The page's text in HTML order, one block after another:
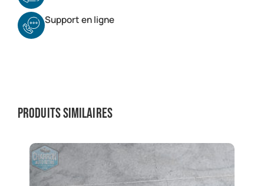
Support en ligne
Produits similaires